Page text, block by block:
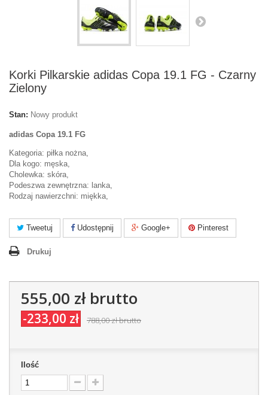
Korki Pilkarskie adidas Copa 19.1 FG - Czarny
Zielony
Stan: Nowy produkt
adidas Copa 19.1 FG
Kategoria: piłka nożna,
Dla kogo: męska,
Cholewka: skóra,
Podeszwa zewnętrzna: lanka,
Rodzaj nawierzchni: miękka,
Tweetuj Udostępnij Google+ Pinterest
Drukuj
555,00 złbrutto
-233,00 zł 788,00 złbrutto
Ilość